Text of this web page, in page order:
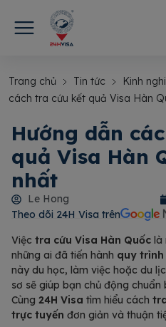
Trang chủ Tin tức Kinh
cách tra cứu kết quả Visa Hàn
Hướng dẫn
quả Visa Hàn
nhất
Le Hong
Theo dõi 24H Visa trên​
Việc tra cứu Visa Hàn Quốc là
những ai đã tiến hành quy trình
này du học, làm việc hoặc du
sơ sẽ giúp bạn chủ động chuẩn
Cùng 24H Visa tìm hiểu cách
trực tuyến đơn giản và thuận